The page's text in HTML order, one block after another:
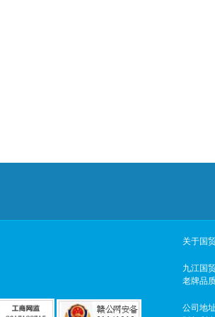
关于国
九江国
老牌品
公司地